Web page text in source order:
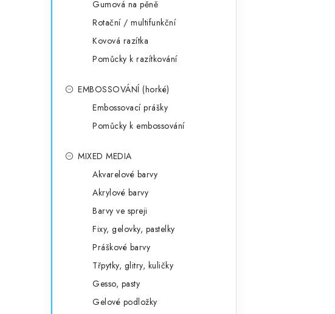
Gumová na pěně
Rotační / multifunkční
Kovová razítka
Pomůcky k razítkování
EMBOSSOVÁNÍ (horké)
Embossovací prášky
Pomůcky k embossování
MIXED MEDIA
Akvarelové barvy
Akrylové barvy
Barvy ve spreji
Fixy, gelovky, pastelky
Práškové barvy
Třpytky, glitry, kuličky
Gesso, pasty
Gelové podložky